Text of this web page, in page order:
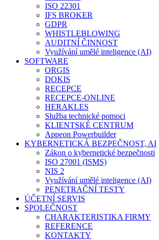
ISO 22301
IFS BROKER
GDPR
WHISTLEBLOWING
AUDITNÍ ČINNOST
Využívání umělé inteligence (AI)
SOFTWARE
ORGIS
DOKIS
RECEPCE
RECEPCE-ONLINE
HERAKLES
Služba technické pomoci
KLIENTSKÉ CENTRUM
Appeon Powerbuilder
KYBERNETICKÁ BEZPEČNOST, AI
Zákon o kybernetické bezpečnosti
ISO 27001 (ISMS)
NIS 2
Využívání umělé inteligence (AI)
PENETRAČNÍ TESTY
ÚČETNÍ SERVIS
SPOLEČNOST
CHARAKTERISTIKA FIRMY
REFERENCE
KONTAKTY